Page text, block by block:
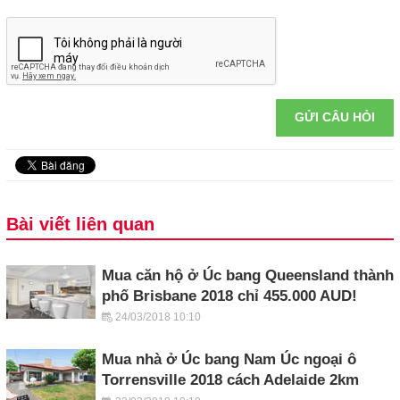
GỬI CÂU HỎI
Bài viết liên quan
Mua căn hộ ở Úc bang Queensland thành
phố Brisbane 2018 chỉ 455.000 AUD!
24/03/2018 10:10
Mua nhà ở Úc bang Nam Úc ngoại ô
Torrensville 2018 cách Adelaide 2km